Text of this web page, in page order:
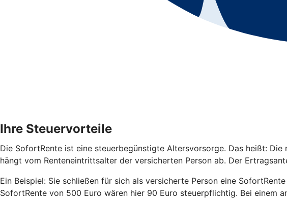
Ihre Steuervorteile
Die SofortRente ist eine steuerbegünstigte Altersvorsorge. Das heißt:
hängt vom Renteneintrittsalter der versicherten Person ab. Der
Ein Beispiel: Sie schließen für sich als versicherte Person eine
SofortRente von 500 Euro wären hier 90 Euro steuerpflichtig. Bei einem